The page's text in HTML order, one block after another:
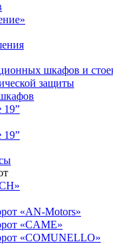
шкафов и
защиты
19”
19”
«AN-Motors»
«CAME»
«COMUNELLO»